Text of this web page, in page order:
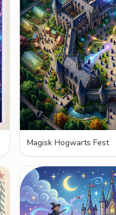
Magisk Hogwarts Fest